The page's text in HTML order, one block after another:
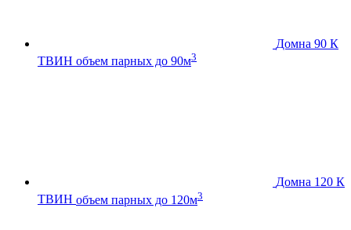
Домна 90 К
ТВИН объем парных до 90м3
Домна 120 К
ТВИН объем парных до 120м3